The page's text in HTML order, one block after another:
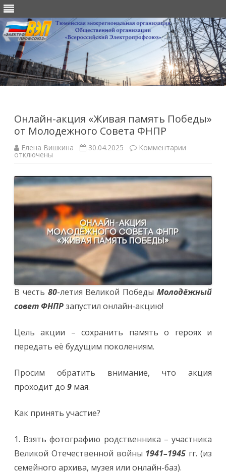
Онлайн-акция «Живая память Победы»
от Молодежного Совета ФНПР
Елена Вишкина 30.04.2025 Комментарии
«Живая
память
от
Совета
ФНПР
отключены
В честь 80-летия Великой ПобедыМолодёжный
совет ФНПРзапустил онлайн-акцию!
Цель акции – сохранить память о героях и
передать её будущим поколениям.
Просим обратить внимание, что акция
проходит до 9 мая.
Как принять участие?
1. Взять фотографию родственника – участника
Великой Отечественной войны 1941–1945 гг. (из
семейного архива, музея или онлайн-баз).